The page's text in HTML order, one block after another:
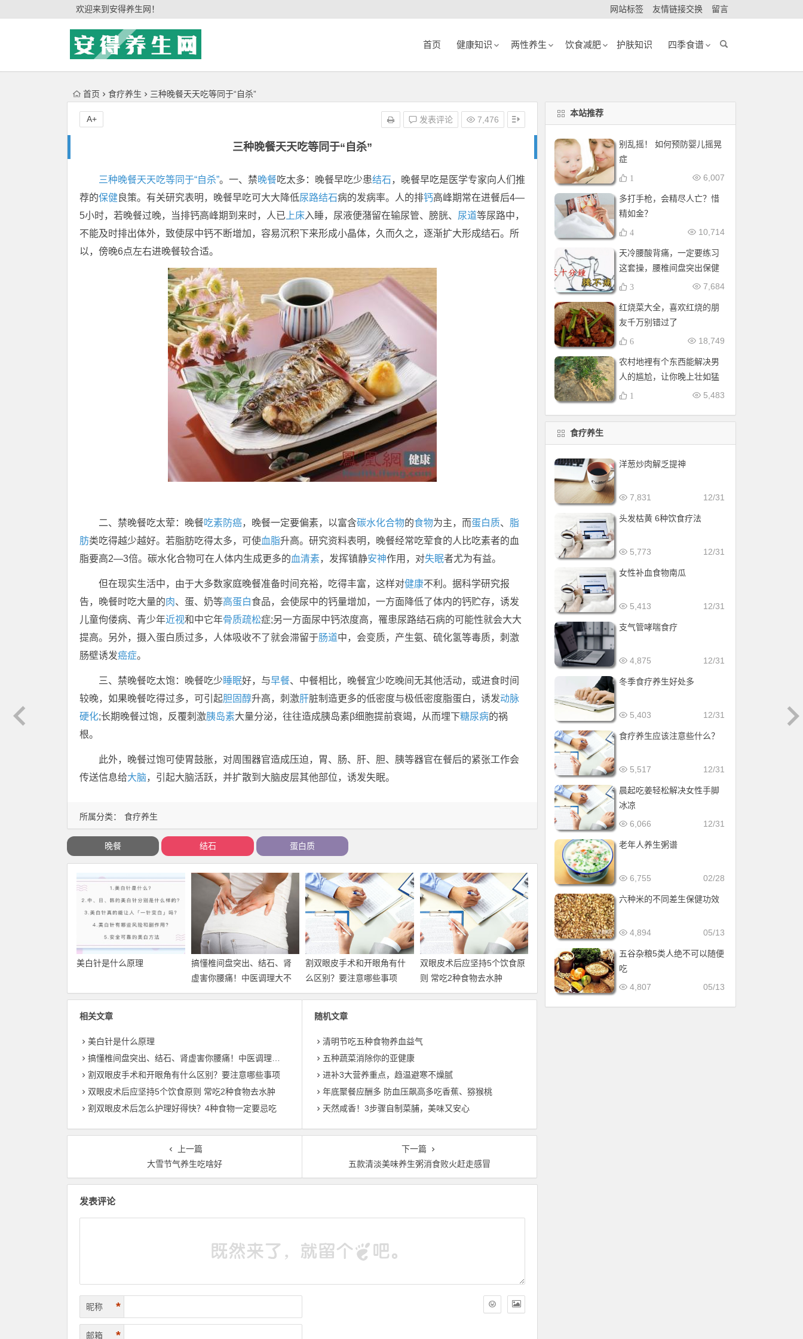
欢迎来到安得养生网！ 网站标签 友情链接交换 留言
首页 健康知识 两性养生 饮食减肥 护肤知识 四季食谱
首页 食疗养生 三种晚餐天天吃等同于“自杀”
三种晚餐天天吃等同于“自杀”
发表评论 7,476
A+
所属分类： 食疗养生
三种晚餐天天吃等同于“自杀”。一、禁晚餐吃太多：晚餐早吃少患结石，晚餐早吃是医学专家向人们推
荐的保健 良策。有关研究表明，晚餐早吃可大大降低尿路结石病的发病率。人的排钙高峰期常在进餐后4—
5小时，若晚餐过晚，当排钙高峰期到来时，人已 上床入睡，尿液便潴留在输尿管、膀胱、 尿道等尿路中，
不能及时排出体外，致使尿中钙不断增加，容易沉积下来形成小晶体，久而久之，逐渐扩大形成结石。所
以，傍晚6点左右进晚餐较合适。
二、禁晚餐吃太荤：晚餐吃素防癌，晚餐一定要偏素，以富含碳水化合物的食物为主，而蛋白质、 脂
肪类吃得越少越好。若脂肪吃得太多，可使血脂升高。研究资料表明，晚餐经常吃荤食的人比吃素者的血
脂要高2—3倍。碳水化合物可在人体内生成更多的血清素，发挥镇静安神作用，对失眠者尤为有益。
但在现实生活中，由于大多数家庭晚餐准备时间充裕，吃得丰富，这样对健康不利。据科学研究报
告，晚餐时吃大量的肉、蛋、奶等高蛋白食品，会使尿中的钙量增加，一方面降低了体内的钙贮存，诱发
儿童佝偻病、青少年近视和中它年骨质疏松症;另一方面尿中钙浓度高，罹患尿路结石病的可能性就会大大
提高。另外，摄入蛋白质过多，人体吸收不了就会滞留于肠道中，会变质，产生氨、硫化氢等毒质，刺激
肠壁诱发癌症。
三、禁晚餐吃太饱：晚餐吃少睡眠好，与早餐、中餐相比，晚餐宜少吃晚间无其他活动，或进食时间
较晚，如果晚餐吃得过多，可引起胆固醇升高，刺激肝脏制造更多的低密度与极低密度脂蛋白，诱发动脉
硬化;长期晚餐过饱，反覆刺激胰岛素大量分泌，往往造成胰岛素β细胞提前衰竭，从而埋下糖尿病的祸
根。
此外，晚餐过饱可使胃鼓胀，对周围器官造成压迫，胃、肠、肝、胆、胰等器官在餐后的紧张工作会
传送信息给大脑，引起大脑活跃，并扩散到大脑皮层其他部位，诱发失眠。
晚餐 结石 蛋白质
美白针是什么原理
搞懂椎间盘突出、结石、肾
虚害你腰痛！中医调理大不
同
割双眼皮手术和开眼角有什
么区别？要注意哪些事项
双眼皮术后应坚持5个饮食原
则 常吃2种食物去水肿
相关文章
美白针是什么原理
搞懂椎间盘突出、结石、肾虚害你腰痛！中医调理大不同
割双眼皮手术和开眼角有什么区别？要注意哪些事项
双眼皮术后应坚持5个饮食原则 常吃2种食物去水肿
割双眼皮术后怎么护理好得快？4种食物一定要忌吃
随机文章
清明节吃五种食物养血益气
五种蔬菜消除你的亚健康
进补3大营养重点，趋温避寒不燥腻
年底聚餐应酬多 防血压飙高多吃香蕉、猕猴桃
天然咸香！3步骤自制菜脯，美味又安心
上一篇
大雪节气养生吃啥好
下一篇
五款清淡美味养生粥消食败火赶走感冒
发表评论
昵称 *
邮箱 *
本站推荐
别乱摇！ 如何预防婴儿摇晃
症
6,007
1
多打手枪，会精尽人亡？惜
精如金？
10,714
4
天冷腰酸背痛，一定要练习
这套操，腰椎间盘突出保健
操，全套收好！每天十分钟
7,684
3
红烧菜大全，喜欢红烧的朋
友千万别错过了
18,749
6
农村地裡有个东西能解决男
人的尴尬，让你晚上壮如猛
牛床受不了
5,483
1
食疗养生
洋葱炒肉解乏提神
12/31
7,831
头发枯黄 6种饮食疗法
12/31
5,773
女性补血食物南瓜
12/31
5,413
支气管哮喘食疗
12/31
4,875
冬季食疗养生好处多
12/31
5,403
食疗养生应该注意些什么？
12/31
5,517
晨起吃姜轻松解决女性手脚
冰凉
12/31
6,066
老年人养生粥谱
02/28
6,755
六种米的不同差生保健功效
05/13
4,894
五谷杂粮5类人绝不可以随便
吃
05/13
4,807